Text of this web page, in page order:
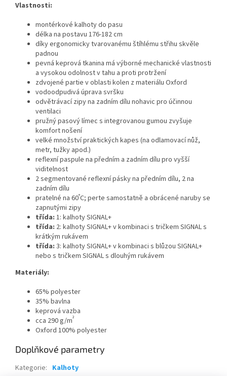
Vlastnosti:
montérkové kalhoty do pasu
délka na postavu 176-182 cm
díky ergonomicky tvarovanému štíhlému střihu skvěle
padnou
pevná keprová tkanina má výborné mechanické vlastnosti
a vysokou odolnost v tahu a proti protržení
zdvojené partie v oblasti kolen z materiálu Oxford
vodoodpudivá úprava svršku
odvětrávací zipy na zadním dílu nohavic pro účinnou
ventilaci
pružný pasový límec s integrovanou gumou zvyšuje
komfort nošení
velké množství praktických kapes (na odlamovací nůž,
metr, tužky apod.)
reflexní paspule na předním a zadním dílu pro vyšší
viditelnost
2 segmentované reflexní pásky na předním dílu, 2 na
zadním dílu
pratelné na 60°C; perte samostatně a obrácené naruby se
zapnutými zipy
třída: 1: kalhoty SIGNAL+
třída: 2: kalhoty SIGNAL+ v kombinaci s tričkem SIGNAL s
krátkým rukávem
třída: 3: kalhoty SIGNAL+ v kombinaci s blůzou SIGNAL+
nebo s tričkem SIGNAL s dlouhým rukávem
Materiály:
65% polyester
35% bavlna
keprová vazba
cca 290 g/m²
Oxford 100% polyester
Doplňkové parametry
Kategorie: Kalhoty